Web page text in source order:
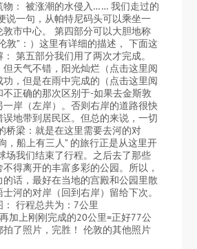
物： 被涨潮的水侵入…… 我们走过的
说一句，从帕特尼码头可以乘坐一
市中心。 第四部分可以大胆地称
敦”：）这里有详细的描述， 下面这
第五部分我们用了两次才完成。
天气不错，阳光灿烂（点击这里阅
，但是在雨中完成的（点击这里阅
正确的那次区别于-如果去金斯敦
一岸（左岸）。否则右岸的道路很快
地带到居民区。但总的来说，一切
桥梁：就是在这里需要去河的对
，船上有三人” 的旅行正是从这里开
场我们结束了行程。之后去了那些
得离开的丰富多彩的公园。所以，
话，最好在当地的宫殿和公园里散
河的对岸（回到右岸）留给下次。
行程总共为：7公里
加上刚刚完成的20公里=正好77公
拍了照片，完胜！ 伦敦的其他照片